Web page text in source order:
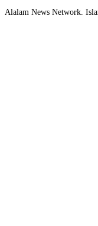
2024 Alalam News